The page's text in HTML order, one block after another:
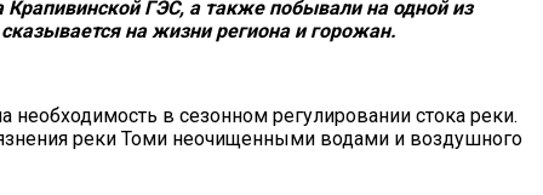
ГЭС, а также побывали на одной из
на жизни региона и горожан.
в сезонном регулировании стока реки.
реки Томи неочищенными водами и воздушного